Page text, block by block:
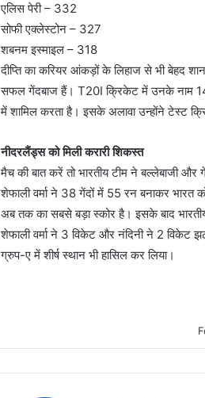
एलिस पेरी – 332
सोफी एक्लेस्टोन – 327
शबनम इस्माइल – 318
दीप्ति का करियर आंकड़ों के लिहाज से भी बेहद
सफल गेंदबाज हैं। T20I क्रिकेट में उनके नाम
में शामिल करता है। इसके अलावा उन्होंने टेस्ट
नीदरलैंड्स को मिली करारी शिकस्त
मैच की बात करें तो भारतीय टीम ने बल्लेबाजी और
शेफाली वर्मा ने 38 गेंदों में 55 रन बनाकर
अब तक का सबसे बड़ा स्कोर है। इसके बाद
शेफाली वर्मा ने 3 विकेट और नंदिनी ने 2
ग्रुप-ए में शीर्ष स्थान भी हासिल कर लिया।